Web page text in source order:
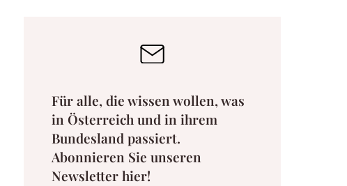
Für alle, die wissen wollen, was
in Österreich und in ihrem
Bundesland passiert.
Abonnieren Sie unseren
Newsletter hier!